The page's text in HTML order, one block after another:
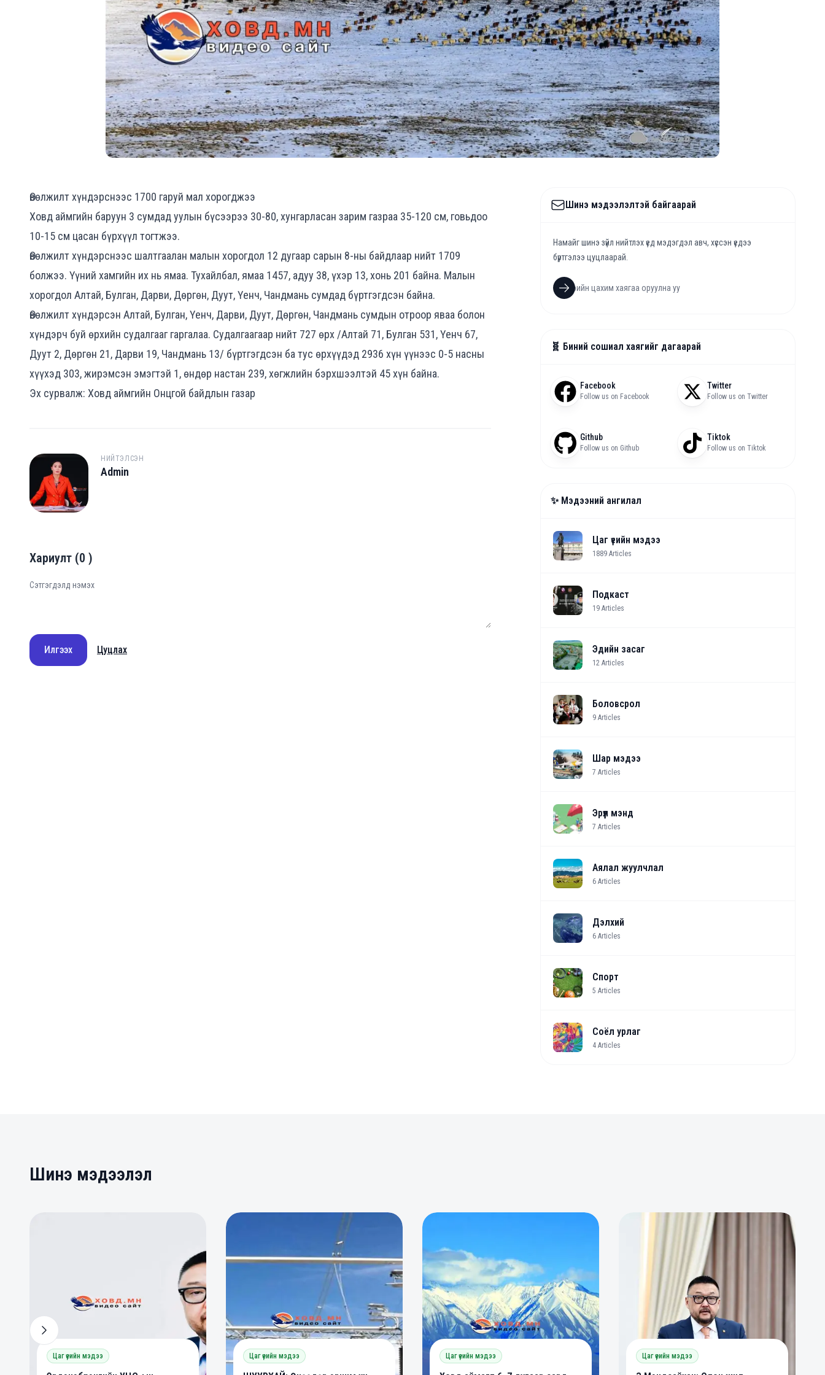
Өвөлжилт хүндэрснээс 1700 гаруй мал хорогджээ
Ховд аймгийн баруун 3 сумдад уулын бүсээрээ 30-80, хунгарласан зарим газраа 35-120 см, говьдоо
10-15 см цасан бүрхүүл тогтжээ.
Өвөлжилт хүндэрснээс шалтгаалан малын хорогдол 12 дугаар сарын 8-ны байдлаар нийт 1709
болжээ. Үүний хамгийн их нь ямаа. Тухайлбал, ямаа 1457, адуу 38, үхэр 13, хонь 201 байна. Малын
хорогдол Алтай, Булган, Дарви, Дөргөн, Дуут, Үенч, Чандмань сумдад бүртгэгдсэн байна.
Өвөлжилт хүндэрсэн Алтай, Булган, Үенч, Дарви, Дуут, Дөргөн, Чандмань сумдын отроор яваа болон
хүндэрч буй өрхийн судалгааг гаргалаа. Судалгаагаар нийт 727 өрх /Алтай 71, Булган 531, Үенч 67,
Дуут 2, Дөргөн 21, Дарви 19, Чандмань 13/ бүртгэгдсэн ба тус өрхүүдэд 2936 хүн үүнээс 0-5 насны
хүүхэд 303, жирэмсэн эмэгтэй 1, өндөр настан 239, хөгжлийн бэрхшээлтэй 45 хүн байна.
Эх сурвалж: Ховд аймгийн Онцгой байдлын газар
A
НИЙТЭЛСЭН
Admin
Хариулт (0 )
Илгээх Цуцлах
Шинэ мэдээлэлтэй байгаарай
Намайг шинэ зүйл нийтлэх үед мэдэгдэл авч, хүссэн үедээ
бүртгэлээ цуцлаарай.
🧬 Биний сошиал хаягийг дагаарай
Facebook
Follow us on Facebook
Twitter
Follow us on Twitter
Github
Follow us on Github
Tiktok
Follow us on Tiktok
✨ Мэдээний ангилал
Цаг үеийн мэдээ
1889 Articles
Подкаст
19 Articles
Эдийн засаг
12 Articles
Боловсрол
9 Articles
Шар мэдээ
7 Articles
Эрүүл мэнд
7 Articles
Аялал жуулчлал
6 Articles
Дэлхий
6 Articles
Спорт
5 Articles
Соёл урлаг
4 Articles
Шинэ мэдээлэл
Цаг үеийн мэдээ Цаг үеийн мэдээ Цаг үеийн мэдээ Цаг үеийн мэдээ